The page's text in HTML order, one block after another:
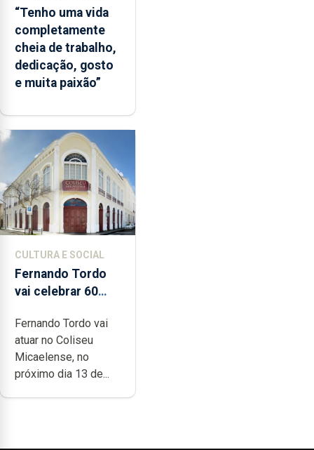
“Tenho uma vida
completamente
cheia de trabalho,
dedicação, gosto
e muita paixão”
CULTURA E SOCIAL
Fernando Tordo
vai celebrar 60
no Coliseu
Micaelense
Fernando Tordo vai
atuar no Coliseu
Micaelense, no
próximo dia 13 de...